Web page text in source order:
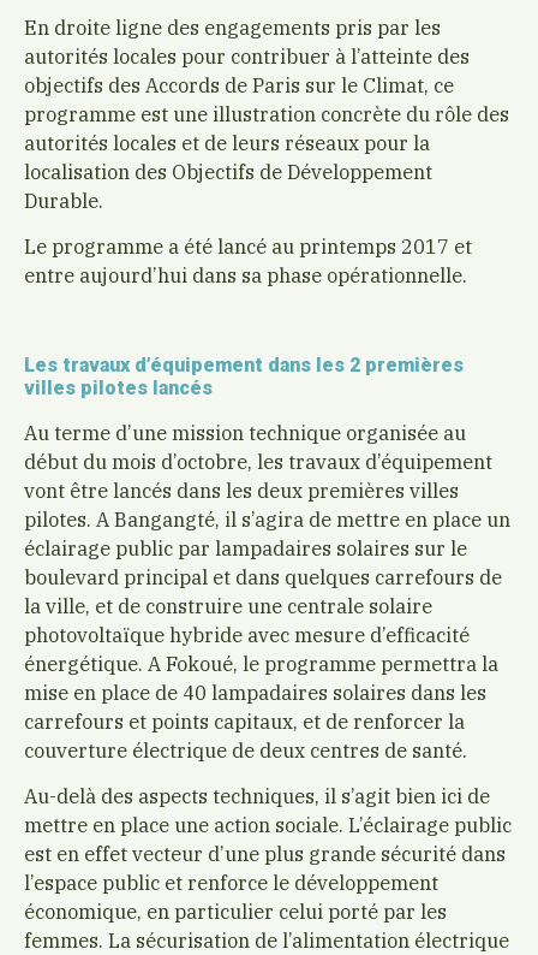
En droite ligne des engagements pris par les
autorités locales pour contribuer à l’atteinte des
objectifs des Accords de Paris sur le Climat, ce
programme est une illustration concrète du rôle des
autorités locales et de leurs réseaux pour la
localisation des Objectifs de Développement
Durable.
Le programme a été lancé au printemps 2017 et
entre aujourd’hui dans sa phase opérationnelle.
Les travaux d’équipement dans les 2 premières
villes pilotes lancés
Au terme d’une mission technique organisée au
début du mois d’octobre, les travaux d’équipement
vont être lancés dans les deux premières villes
pilotes. A Bangangté, il s’agira de mettre en place un
éclairage public par lampadaires solaires sur le
boulevard principal et dans quelques carrefours de
la ville, et de construire une centrale solaire
photovoltaïque hybride avec mesure d’efficacité
énergétique. A Fokoué, le programme permettra la
mise en place de 40 lampadaires solaires dans les
carrefours et points capitaux, et de renforcer la
couverture électrique de deux centres de santé.
Au-delà des aspects techniques, il s’agit bien ici de
mettre en place une action sociale. L’éclairage public
est en effet vecteur d’une plus grande sécurité dans
l’espace public et renforce le développement
économique, en particulier celui porté par les
femmes. La sécurisation de l’alimentation électrique